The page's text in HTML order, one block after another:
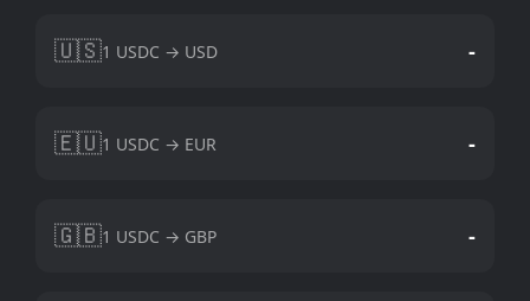
🇺🇸1 USDC → USD -
🇪🇺1 USDC → EUR -
🇬🇧1 USDC → GBP -